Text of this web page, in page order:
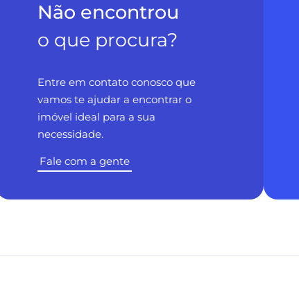
Não encontrou
o que procura?
Entre em contato conosco que
vamos te ajudar a encontrar o
imóvel ideal para a sua
necessidade.
Fale com a gente